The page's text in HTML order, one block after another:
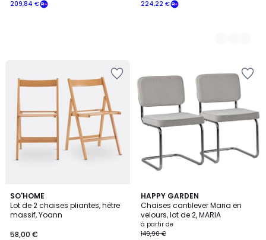
209,84 € 224,22 €
SO'HOME
Lot de 2 chaises pliantes, hêtre
massif, Yoann
58,00 €
4,6
/ 5
2
Couleurs
HAPPY GARDEN
Chaises cantilever Maria en
velours, lot de 2, MARIA
à partir de
149,90 €
5
/
5
4
Couleurs